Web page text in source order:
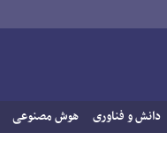
دانش و فناوری هوش مصنوعی